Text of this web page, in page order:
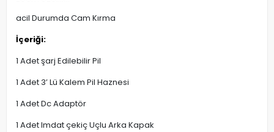
acil Durumda Cam Kırma
İçeriği:
1 Adet şarj Edilebilir Pil
1 Adet 3’ Lü Kalem Pil Haznesi
1 Adet Dc Adaptör
1 Adet Imdat çekiç Uçlu Arka Kapak